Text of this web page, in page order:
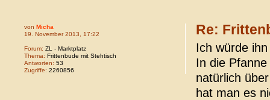
Re:
Ich würde
In die
natürlich
hat man es
von Micha
19. November 2013, 17:22
Forum: ZL - Marktplatz
Thema: Frittenbude mit Stehtisch
Antworten: 53
Zugriffe: 2260856